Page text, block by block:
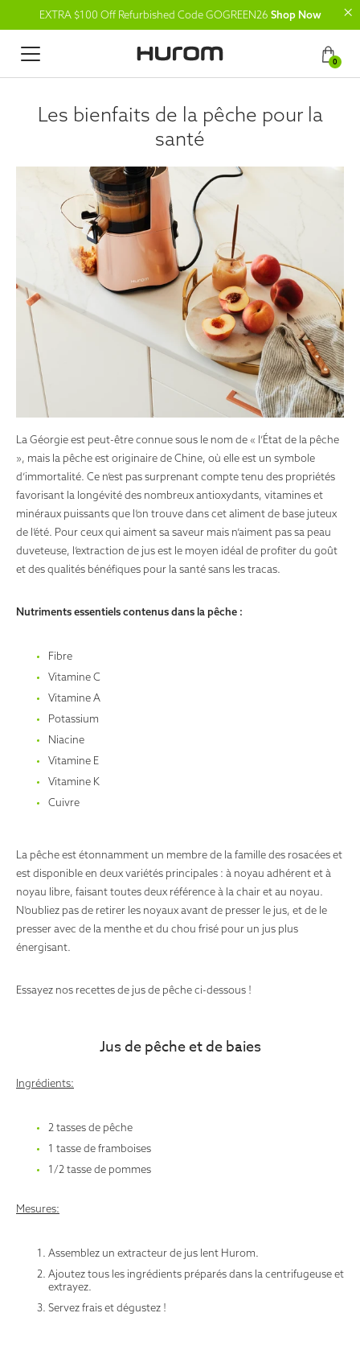
EXTRA $100 Off Refurbished Code GOGREEN26 Shop Now
0
Les bienfaits de la pêche pour la
santé
La Géorgie est peut-être connue sous le nom de « l’État de la pêche
», mais la pêche est originaire de Chine, où elle est un symbole
d’immortalité. Ce n’est pas surprenant compte tenu des propriétés
favorisant la longévité des nombreux antioxydants, vitamines et
minéraux puissants que l’on trouve dans cet aliment de base juteux
de l’été. Pour ceux qui aiment sa saveur mais n’aiment pas sa peau
duveteuse, l’extraction de jus est le moyen idéal de profiter du goût
et des qualités bénéfiques pour la santé sans les tracas.
Nutriments essentiels contenus dans la pêche :
Fibre
Vitamine C
Vitamine A
Potassium
Niacine
Vitamine E
Vitamine K
Cuivre
La pêche est étonnamment un membre de la famille des rosacées et
est disponible en deux variétés principales : à noyau adhérent et à
noyau libre, faisant toutes deux référence à la chair et au noyau.
N'oubliez pas de retirer les noyaux avant de presser le jus, et de le
presser avec de la menthe et du chou frisé pour un jus plus
énergisant.
Essayez nos recettes de jus de pêche ci-dessous !
Jus de pêche et de baies
Ingrédients:
2 tasses de pêche
1 tasse de framboises
1/2 tasse de pommes
Mesures:
Assemblez un extracteur de jus lent Hurom.
Ajoutez tous les ingrédients préparés dans la centrifugeuse et
extrayez.
Servez frais et dégustez !